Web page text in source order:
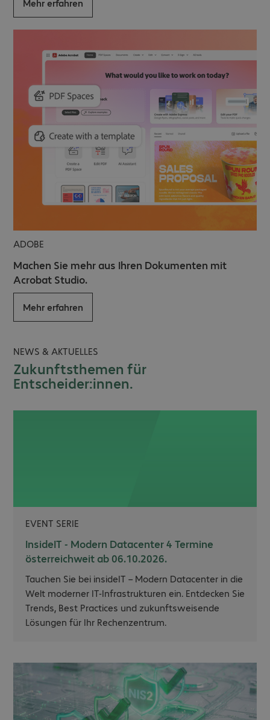
ADOBE
Machen Sie mehr aus Ihren Dokumenten mit
Acrobat Studio.
Mehr erfahren
NEWS & AKTUELLES
Zukunftsthemen für
Entscheider:innen.
EVENT SERIE
InsideIT - Modern Datacenter 4 Termine
österreichweit ab 06.10.2026.
Tauchen Sie bei insideIT – Modern Datacenter in die
Welt moderner IT-Infrastrukturen ein. Entdecken Sie
Trends, Best Practices und zukunftsweisende
Lösungen für Ihr Rechenzentrum.